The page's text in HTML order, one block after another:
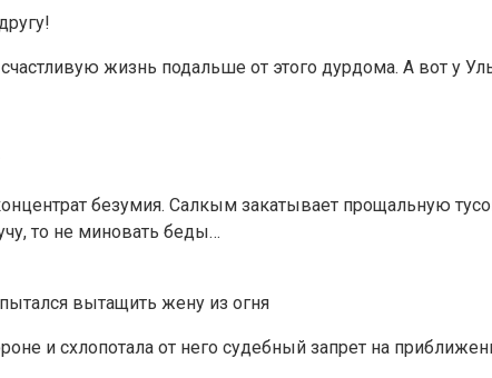
жизнь подальше от этого дурдома. А вот у
безумия. Салкым закатывает прощальную
то не миновать беды…
вытащить жену из огня
и схлопотала от него судебный запрет на